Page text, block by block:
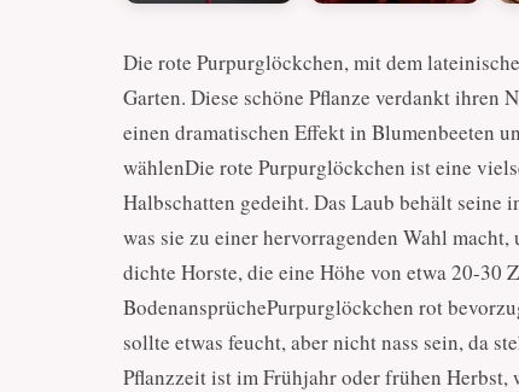
Die rote Purpurglöckchen, mit dem
Garten. Diese schöne Pflanze verdankt ihren
einen dramatischen Effekt in Blumenbeeten
wählenDie rote Purpurglöckchen ist eine
Halbschatten gedeiht. Das Laub behält seine
was sie zu einer hervorragenden Wahl
dichte Horste, die eine Höhe von etwa 20-30
BodenansprüchePurpurglöckchen rot
sollte etwas feucht, aber nicht nass sein, da
Pflanzzeit ist im Frühjahr oder frühen Herbst,